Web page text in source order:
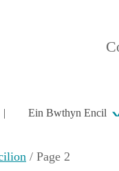
Ein Bwthyn Encil
/ Page 2